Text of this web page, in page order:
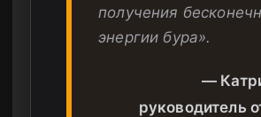
получения
энергии бура».
—
руководитель